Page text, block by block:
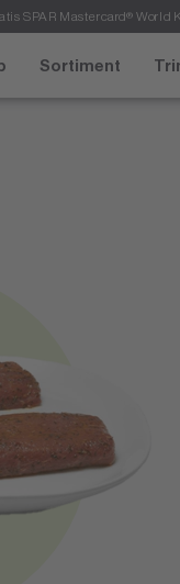
SPAR Mastercard® World
Sortiment